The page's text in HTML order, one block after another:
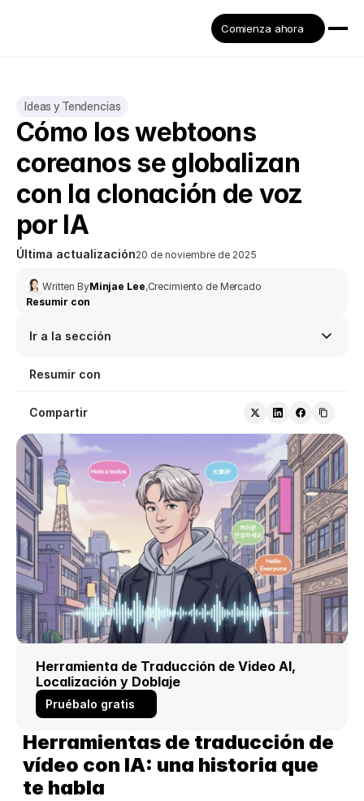
Comienza ahora
Ideas y Tendencias
Cómo los webtoons
coreanos se globalizan
con la clonación de voz
por IA
Última actualización20 de noviembre de 2025
Written ByMinjae Lee,Crecimiento de Mercado
Resumir con
Ir a la sección
Resumir con
Compartir
Herramienta de Traducción de Video AI,
Localización y Doblaje
Pruébalo gratis
Herramientas de traducción de
vídeo con IA: una historia que
te habla